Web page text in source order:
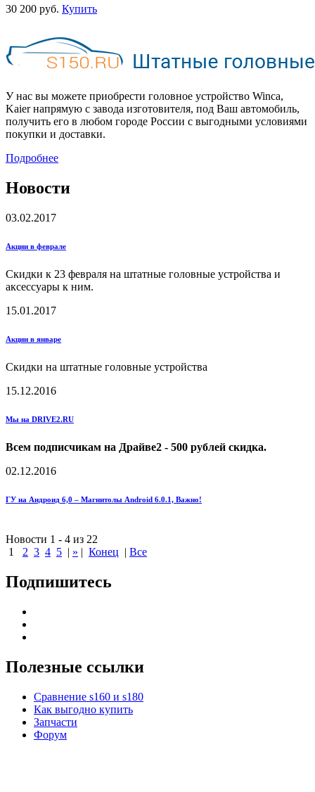
30 200 руб. Купить
У нас вы можете приобрести головное устройство Winca,
Kaier напрямую с завода изготовителя, под Ваш автомобиль,
получить его в любом городе России с выгодными условиями
покупки и доставки.
Подробнее
Новости
03.02.2017
Акции в феврале
Скидки к 23 февраля на штатные головные устройства и
аксессуары к ним.
15.01.2017
Акции в январе
Скидки на штатные головные устройства
15.12.2016
Мы на DRIVE2.RU
Всем подписчикам на Драйве2 - 500 рублей скидка.
02.12.2016
ГУ на Андроид 6,0 – Магнитолы Android 6.0.1, Важно!
Новости 1 - 4 из 22
1
2 3 4 5 » Конец Все
Подпишитесь
Полезные ссылки
Сравнение s160 и s180
Как выгодно купить
Запчасти
Форум